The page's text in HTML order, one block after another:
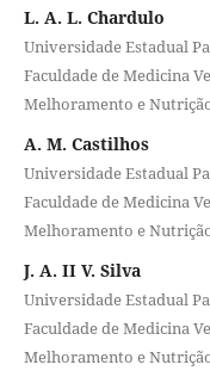
L. A. L. Chardulo
Universidade Estadual
Faculdade de Medicina
Melhoramento e
A. M. Castilhos
Universidade Estadual
Faculdade de Medicina
Melhoramento e
J. A. II V. Silva
Universidade Estadual
Faculdade de Medicina
Melhoramento e